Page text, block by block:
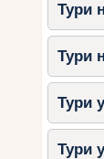
Тури
Тури
Тури
Тури